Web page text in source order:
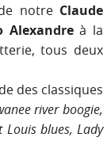
notre Claude
Alexandreà la
tous deux
des classiques
river boogie,
blues, Lady